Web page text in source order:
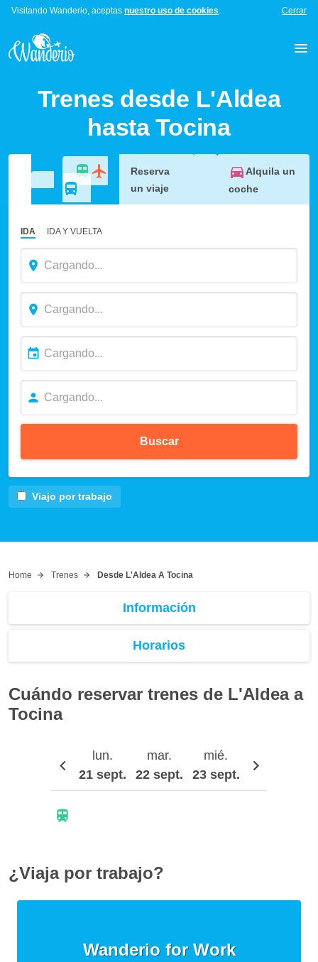
Visitando Wanderio, aceptas nuestro uso de cookies. Cerrar
Trenes desde L'Aldea
hasta Tocina
Reserva
un viaje
Alquila un
coche
IDA IDA Y VUELTA
Buscar
Viajo por trabajo
Home Trenes Desde L'Aldea A Tocina
Información
Horarios
Cuándo reservar trenes de L'Aldea a
Tocina
lun.
21 sept.
mar.
22 sept.
mié.
23 sept.
24 sept.
¿Viaja por trabajo?
Wanderio for Work